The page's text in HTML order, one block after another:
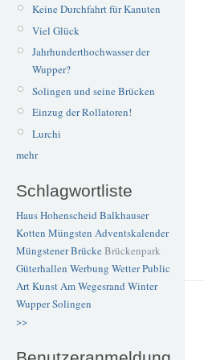
Keine Durchfahrt für Kanuten
Viel Glück
Jahrhunderthochwasser der
Wupper?
Solingen und seine Brücken
Einzug der Rollatoren!
Lurchi
mehr
Schlagwortliste
Haus Hohenscheid Balkhauser
Kotten Müngsten Adventskalender
Müngstener BrückeBrückenpark
Güterhallen Werbung WetterPublic
ArtKunstAm Wegesrand Winter
WupperSolingen
>>